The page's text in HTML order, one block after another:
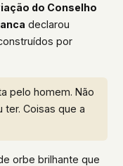
do Conselho
declarou
por
pelo homem. Não
Coisas que a
orbe brilhante que